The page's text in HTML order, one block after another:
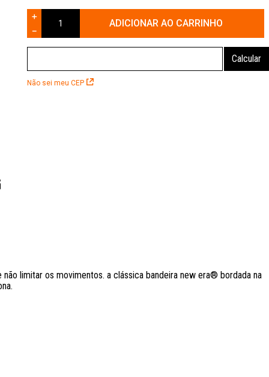
＋
－
ADICIONAR AO CARRINHO
Não sei meu CEP
limitar os movimentos. a clássica bandeira new era® bordada na